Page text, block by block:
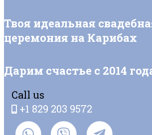
Твоя идеальная
церемония на Карибах
Дарим счастье с 2014
Call us
+1 829 203 9572